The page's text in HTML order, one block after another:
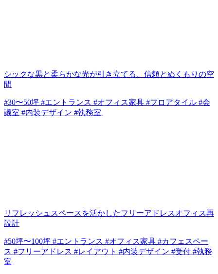
シックな黒と柔らかな光が引き立てる、信頼とぬくもりの空
間
#30〜50坪 #エントランス #オフィス家具 #フロアタイル #会
議室 #内装デザイン #執務室
リフレッシュスペースを活かしたフリーアドレスオフィス再
設計
#50坪〜100坪 #エントランス #オフィス家具 #カフェスペー
ス #フリーアドレス #レイアウト #内装デザイン #受付 #執務
室